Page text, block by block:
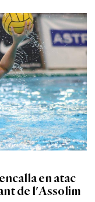
en atac
de l'Assolim